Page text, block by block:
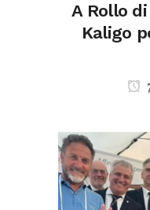
A Rollo
Kaligo